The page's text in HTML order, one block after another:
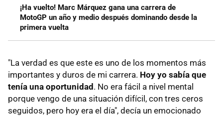
¡Ha vuelto! Marc Márquez gana una carrera de
MotoGP un año y medio después dominando desde la
primera vuelta
"La verdad es que este es uno de los momentos más
importantes y duros de mi carrera. Hoy yo sabía que
tenía una oportunidad . No era fácil a nivel mental
porque vengo de una situación difícil, con tres ceros
seguidos, pero hoy era el día", decía un emocionado